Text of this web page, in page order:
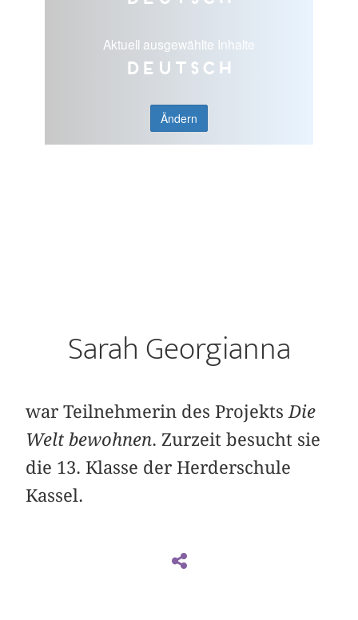
Aktuell ausgewählte Inhalte
Deutsch
Ändern
Sarah Georgianna
war Teilnehmerin des ProjektsDie
Welt bewohnen. Zurzeit besucht sie
die 13. Klasse der Herderschule
Kassel.